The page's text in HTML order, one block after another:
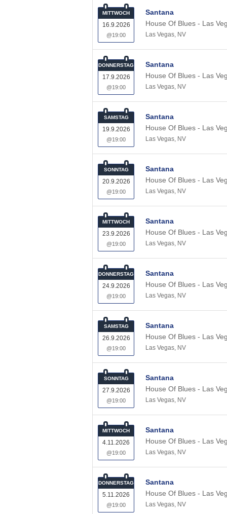
Santana
House Of Blues - Las
Las Vegas, NV
MITTWOCH
16.9.2026
@19:00
Santana
House Of Blues - Las
Las Vegas, NV
DONNERSTAG
17.9.2026
@19:00
Santana
House Of Blues - Las
Las Vegas, NV
SAMSTAG
19.9.2026
@19:00
Santana
House Of Blues - Las
Las Vegas, NV
SONNTAG
20.9.2026
@19:00
Santana
House Of Blues - Las
Las Vegas, NV
MITTWOCH
23.9.2026
@19:00
Santana
House Of Blues - Las
Las Vegas, NV
DONNERSTAG
24.9.2026
@19:00
Santana
House Of Blues - Las
Las Vegas, NV
SAMSTAG
26.9.2026
@19:00
Santana
House Of Blues - Las
Las Vegas, NV
SONNTAG
27.9.2026
@19:00
Santana
House Of Blues - Las
Las Vegas, NV
MITTWOCH
4.11.2026
@19:00
Santana
House Of Blues - Las
Las Vegas, NV
DONNERSTAG
5.11.2026
@19:00